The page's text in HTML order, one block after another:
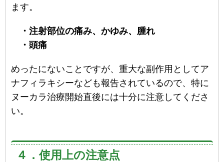
ます。
・注射部位の痛み、かゆみ、腫れ
・頭痛
めったにないことですが、重大な副作用としてア
ナフィラキシーなども報告されているので、特に
ヌーカラ治療開始直後には十分に注意してくださ
い。
４．使用上の注意点